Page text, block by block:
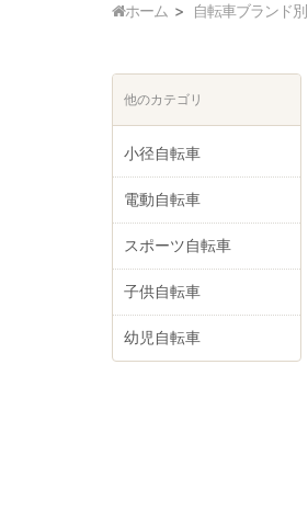
ホーム 自転車ブランド別
他のカテゴリ
小径自転車
電動自転車
スポーツ自転車
子供自転車
幼児自転車